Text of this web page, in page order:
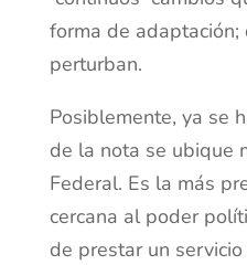
forma de adaptación;
perturban.
Posiblemente, ya se
de la nota se ubique
Federal. Es la más
cercana al poder
de prestar un